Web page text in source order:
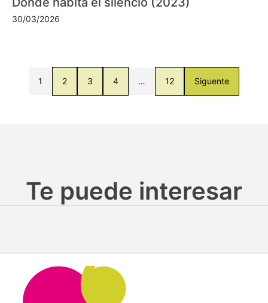
30/03/2026
1 2 3 4 … 12 Siguente
Te puede interesar